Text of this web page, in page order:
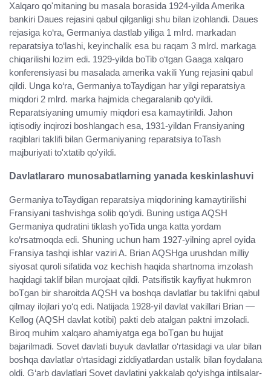
Xalqaro qo'mitaning bu masala borasida 1924-yilda Amerika
bankiri Daues rejasini qabul qilganligi shu bilan izohlandi. Daues
rejasiga ko‘ra, Germaniya dastlab yiliga 1 mlrd. markadan
reparatsiya to‘lashi, keyinchalik esa bu raqam 3 mlrd. markaga
chiqarilishi lozim edi. 1929-yilda boTib o‘tgan Gaaga xalqaro
konferensiyasi bu masalada amerika vakili Yung rejasini qabul
qildi. Unga ko‘ra, Germaniya toTaydigan har yilgi reparatsiya
miqdori 2 mlrd. marka hajmida chegaralanib qo‘yildi.
Reparatsiyaning umumiy miqdori esa kamaytirildi. Jahon
iqtisodiy inqirozi boshlangach esa, 1931-yildan Fransiyaning
raqiblari taklifi bilan Germaniyaning reparatsiya toTash
majburiyati to'xtatib qo'yildi.
Davlatlararo munosabatlarning yanada keskinlashuvi
Germaniya toTaydigan reparatsiya miqdorining kamaytirilishi
Fransiyani tashvishga solib qo‘ydi. Buning ustiga AQSH
Germaniya qudratini tiklash yoTida unga katta yordam
ko‘rsatmoqda edi. Shuning uchun ham 1927-yilning aprel oyida
Fransiya tashqi ishlar vaziri A. Brian AQSHga urushdan milliy
siyosat quroli sifatida voz kechish haqida shartnoma imzolash
haqidagi taklif bilan murojaat qildi. Patsifistik kayfiyat hukmron
boTgan bir sharoitda AQSH va boshqa davlatlar bu taklifni qabul
qilmay ilojlari yo‘q edi. Natijada 1928-yil davlat vakillari Brian —
Kellog (AQSH davlat kotibi) pakti deb atalgan paktni imzoladi.
Biroq muhim xalqaro ahamiyatga ega boTgan bu hujjat
bajarilmadi. Sovet davlati buyuk davlatlar o‘rtasidagi va ular bilan
boshqa davlatlar o‘rtasidagi ziddiyatlardan ustalik bilan foydalana
oldi. G‘arb davlatlari Sovet davlatini yakkalab qo‘yishga intilsalar-